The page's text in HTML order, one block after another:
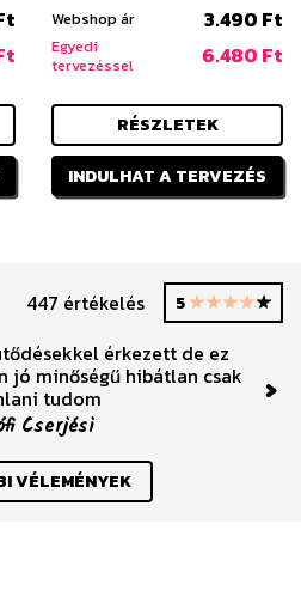
Webshop ár 3.490 Ft
Egyedi
tervezéssel
6.480 Ft
RÉSZLETEK
INDULHAT A TERVEZÉS
447 értékelés 5
érkezett de ez
jó minőségű hibátlan csak
tudom
Cserjési
VÉLEMÉNYEK